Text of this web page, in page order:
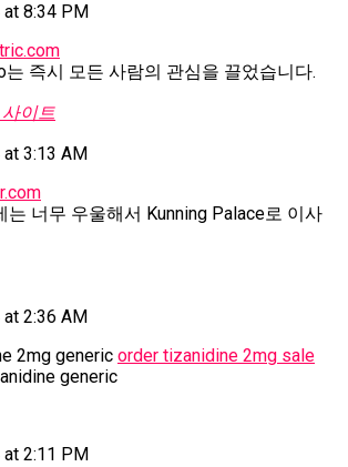
8:34 PM
는 즉시 모든 사람의 관심을 끌었습니다.
이트
3:13 AM
는 너무 우울해서 Kunning Palace로 이사
2:36 AM
2mg generic order tizanidine 2mg sale
generic
2:11 PM